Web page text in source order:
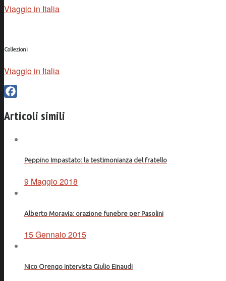
Viaggio in Italia
Collezioni
Viaggio in Italia
Articoli simili
Peppino Impastato: la testimonianza del fratello
9 Maggio 2018
Alberto Moravia: orazione funebre per Pasolini
15 Gennaio 2015
Nico Orengo intervista Giulio Einaudi